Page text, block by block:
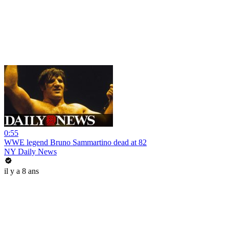
0:55
WWE legend Bruno Sammartino dead at 82
NY Daily News
il y a 8 ans